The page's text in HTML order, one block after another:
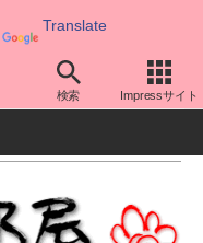
Translate
検索 Impressサイト
料金プラン・割引